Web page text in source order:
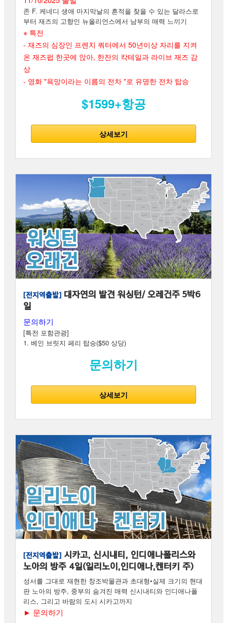
존 F. 케네디 생애 마지막날의 흔적을 찾을 수 있는 달라스로
부터 재즈의 고향인 뉴올리언스에서 남부의 매력 느끼기
※ 특전
- 재즈의 심장인 프렌치 쿼터에서 50년이상 자리를 지켜
온 재즈펍 한곳에 앉아, 한잔의 칵테일과 라이브 재즈 감
상
- 영화 "욕망이라는 이름의 전차 "로 유명한 전차 탑승
$1599+항공
상세보기
[전지역출발] 대자연의 발견 워싱턴/ 오레건주 5박6
일
문의하기
[특전 포함관광]
1. 베인 브릿지 페리 탑승($50 상당)
문의하기
상세보기
[전지역출발] 시카고, 신시내티, 인디애나폴리스와
노아의 방주 4일(일리노이,인디애나,켄터키 주)
성서를 그대로 재현한 창조박물관과 초대형•실제 크기의 현대
판 노아의 방주, 중부의 숨겨진 매력 신시내티와 인디애나폴
리스, 그리고 바람의 도시 시카고까지
► 문의하기